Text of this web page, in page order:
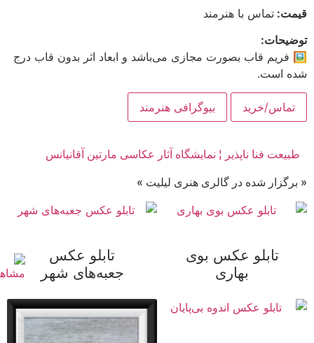
قیمت: تماس با هنرمند
توضیحات:
🖼 فریم قاب بصورت مجازی می‌باشد و ابعاد اثر بدون قاب درج
شده است.
تماس/خرید بیوگرافی هنرمند
طبیعت فنا ناپذیر ¦ نمایشگاه آثار عکاسی مارتین آقانیانس
« برگزار شده در گالری هنری لیلیت »
تابلو عکس بوی
بهاری
تابلو عکس
جعبه‌های شهر